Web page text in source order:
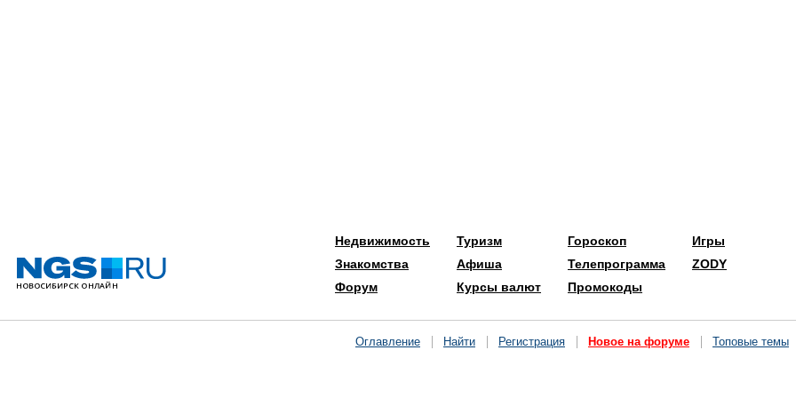
Недвижимость
Знакомства
Форум
Туризм
Афиша
Курсы валют
Гороскоп
Телепрограмма
Промокоды
Игры
ZODY
Оглавление Найти Регистрация Новое на форуме Топовые темы